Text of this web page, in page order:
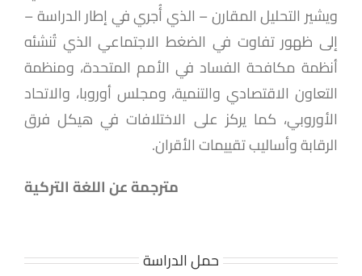
ويشير التحليل المقارن – الذي أُجري في إطار الدراسة –
إلى ظهور تفاوت في الضغط الاجتماعي الذي تُنشئه
أنظمة مكافحة الفساد في الأمم المتحدة، ومنظمة
التعاون الاقتصادي والتنمية، ومجلس أوروبا، والاتحاد
الأوروبي، كما يركز على الاختلافات في هيكل فرق
الرقابة وأساليب تقييمات الأقران.
مترجمة عن اللغة التركية
حمل الدراسة